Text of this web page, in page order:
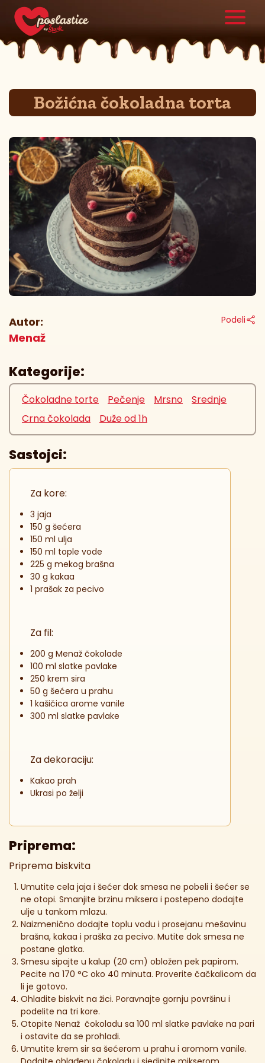
Božićna čokoladna torta
Autor:
Menaž
Podeli
Kategorije:
Čokoladne torte Pečenje Mrsno
Srednje
Crna čokolada
Duže od 1h
Sastojci:
Za kore:
3 jaja
150 g šećera
150 ml ulja
150 ml tople vode
225 g mekog brašna
30 g kakaa
1 prašak za pecivo
Za fil:
200 g Menaž čokolade
100 ml slatke pavlake
250 krem sira
50 g šećera u prahu
1 kašičica arome vanile
300 ml slatke pavlake
Za dekoraciju:
Kakao prah
Ukrasi po želji
Priprema:
Priprema biskvita
Umutite cela jaja i šećer dok smesa ne pobeli i šećer se
ne otopi. Smanjite brzinu miksera i postepeno dodajte
ulje u tankom mlazu.
Naizmenično dodajte toplu vodu i prosejanu mešavinu
brašna, kakaa i praška za pecivo. Mutite dok smesa ne
postane glatka.
Smesu sipajte u kalup (20 cm) obložen pek papirom.
Pecite na 170 °C oko 40 minuta. Proverite čačkalicom da
li je gotovo.
Ohladite biskvit na žici. Poravnajte gornju površinu i
podelite na tri kore.
Otopite Nenaž čokoladu sa 100 ml slatke pavlake na pari
i ostavite da se prohladi.
Umutite krem sir sa šećerom u prahu i aromom vanile.